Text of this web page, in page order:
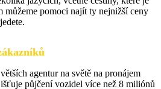
můžeme pomoci najít ty nejnižší ceny
agentur na světě na pronájem
půjčení vozidel více než 8 miliónů